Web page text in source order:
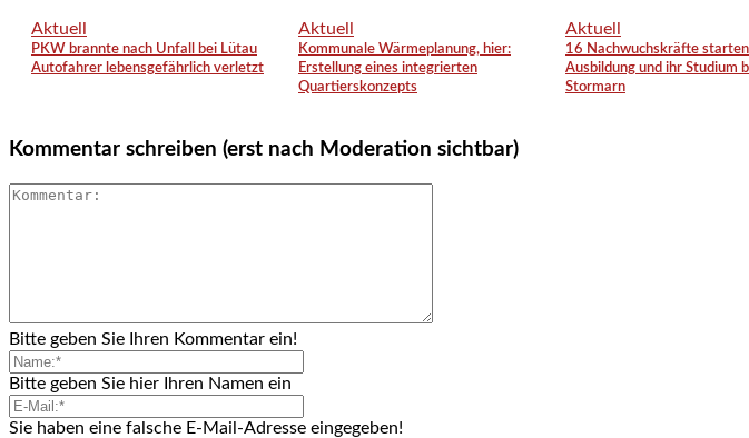
Aktuell
PKW brannte nach Unfall bei Lütau
Autofahrer lebensgefährlich verletzt
Aktuell
Kommunale Wärmeplanung, hier:
Erstellung eines integrierten
Quartierskonzepts
Aktuell
16 Nachwuchskräfte
Ausbildung und ihr Studium
Stormarn
Kommentar schreiben (erst nach Moderation sichtbar)
Bitte geben Sie Ihren Kommentar ein!
Bitte geben Sie hier Ihren Namen ein
Sie haben eine falsche E-Mail-Adresse eingegeben!